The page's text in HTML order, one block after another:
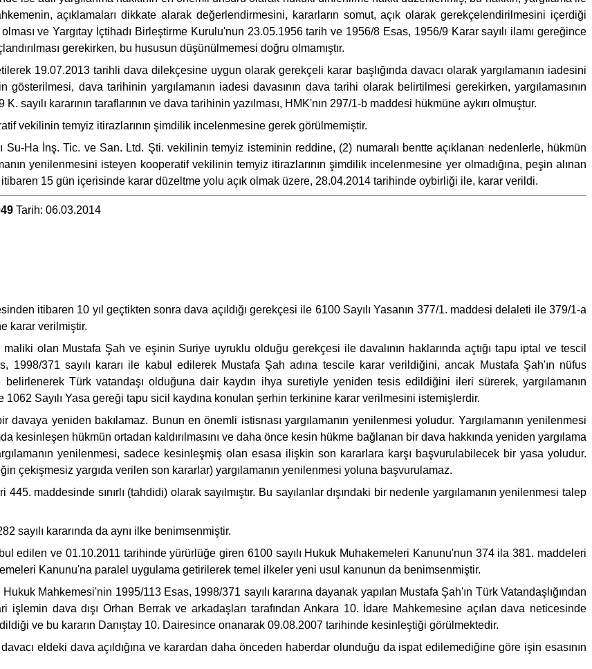
açıklamaları dikkate alarak değerlendirmesini, kararların somut, açık olarak gerekçelendirilmesini içerdiği
ve Yargıtay İçtihadı Birleştirme Kurulu'nun 23.05.1956 tarih ve 1956/8 Esas, 1956/9 Karar sayılı ilamı gereğince
gerekirken, bu hususun düşünülmemesi doğru olmamıştır.
19.07.2013 tarihli dava dilekçesine uygun olarak gerekçeli karar başlığında davacı olarak yargılamanın iadesini
dava tarihinin yargılamanın iadesi davasının dava tarihi olarak belirtilmesi gerekirken, yargılamasının
kararının taraflarının ve dava tarihinin yazılması, HMK'nın 297/1-b maddesi hükmüne aykırı olmuştur.
vekilinin temyiz itirazlarının şimdilik incelenmesine gerek görülmemiştir.
Su-Ha İnş. Tic. ve San. Ltd. Şti. vekilinin temyiz isteminin reddine, (2) numaralı bentte açıklanan nedenlerle, hükmün
yenilenmesini isteyen kooperatif vekilinin temyiz itirazlarının şimdilik incelenmesine yer olmadığına, peşin alınan
15 gün içerisinde karar düzeltme yolu açık olmak üzere, 28.04.2014 tarihinde oybirliği ile, karar verildi.
Tarih: 06.03.2014
itibaren 10 yıl geçtikten sonra dava açıldığı gerekçesi ile 6100 Sayılı Yasanın 377/1. maddesi delaleti ile 379/1-a
karar verilmiştir.
maliki olan Mustafa Şah ve eşinin Suriye uyruklu olduğu gerekçesi ile davalının haklarında açtığı tapu iptal ve tescil
1998/371 sayılı kararı ile kabul edilerek Mustafa Şah adına tescile karar verildiğini, ancak Mustafa Şah'ın nüfus
Türk vatandaşı olduğuna dair kaydın ihya suretiyle yeniden tesis edildiğini ileri sürerek, yargılamanın
1062 Sayılı Yasa gereği tapu sicil kaydına konulan şerhin terkinine karar verilmesini istemişlerdir.
yeniden bakılamaz. Bunun en önemli istisnası yargılamanın yenilenmesi yoludur. Yargılamanın yenilenmesi
kesinleşen hükmün ortadan kaldırılmasını ve daha önce kesin hükme bağlanan bir dava hakkında yeniden yargılama
yenilenmesi, sadece kesinleşmiş olan esasa ilişkin son kararlara karşı başvurulabilecek bir yasa yoludur.
çekişmesiz yargıda verilen son kararlar) yargılamanın yenilenmesi yoluna başvurulamaz.
maddesinde sınırlı (tahdidi) olarak sayılmıştır. Bu sayılanlar dışındaki bir nedenle yargılamanın yenilenmesi talep
sayılı kararında da aynı ilke benimsenmiştir.
edilen ve 01.10.2011 tarihinde yürürlüğe giren 6100 sayılı Hukuk Muhakemeleri Kanunu'nun 374 ila 381. maddeleri
Kanunu'na paralel uygulama getirilerek temel ilkeler yeni usul kanunun da benimsenmiştir.
Mahkemesi'nin 1995/113 Esas, 1998/371 sayılı kararına dayanak yapılan Mustafa Şah'ın Türk Vatandaşlığından
işlemin dava dışı Orhan Berrak ve arkadaşları tarafından Ankara 10. İdare Mahkemesine açılan dava neticesinde
ve bu kararın Danıştay 10. Dairesince onanarak 09.08.2007 tarihinde kesinleştiği görülmektedir.
eldeki dava açıldığına ve karardan daha önceden haberdar olunduğu da ispat edilemediğine göre işin esasının